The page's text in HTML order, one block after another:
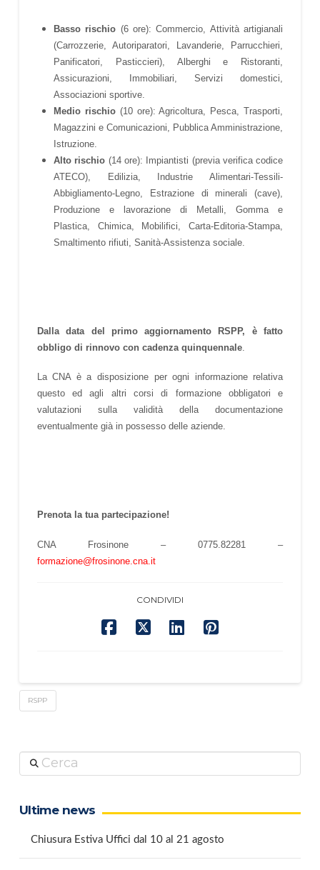
Basso rischio (6 ore): Commercio, Attività artigianali
(Carrozzerie, Autoriparatori, Lavanderie, Parrucchieri,
Panificatori, Pasticcieri), Alberghi e Ristoranti,
Assicurazioni, Immobiliari, Servizi domestici,
Associazioni sportive.
Medio rischio(10 ore): Agricoltura, Pesca, Trasporti,
Magazzini e Comunicazioni, Pubblica Amministrazione,
Istruzione.
Alto rischio (14 ore): Impiantisti (previa verifica codice
ATECO), Edilizia, Industrie Alimentari-Tessili-
Abbigliamento-Legno, Estrazione di minerali (cave),
Produzione e lavorazione di Metalli, Gomma e
Plastica, Chimica, Mobilifici, Carta-Editoria-Stampa,
Smaltimento rifiuti, Sanità-Assistenza sociale.
Dalla data del primo aggiornamento RSPP, è fatto
obbligo di rinnovo con cadenza quinquennale.
La CNA è a disposizione per ogni informazione relativa
questo ed agli altri corsi di formazione obbligatori e
valutazioni sulla validità della documentazione
eventualmente già in possesso delle aziende.
Prenota la tua partecipazione!
CNA Frosinone – 0775.82281 –
formazione@frosinone.cna.it
CONDIVIDI
RSPP
Cerca
Ultime news
Chiusura Estiva Uffici dal 10 al 21 agosto